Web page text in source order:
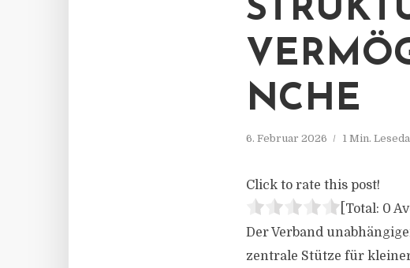
NCHE
6. Februar 2026 1 Min.
Click to rate this post!
[Total: 0
Der Verband
zentrale Stütze für